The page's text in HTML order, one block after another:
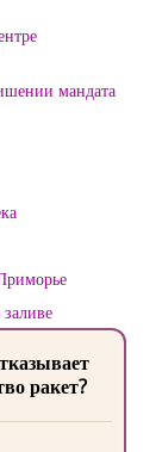
мандата
ракет?